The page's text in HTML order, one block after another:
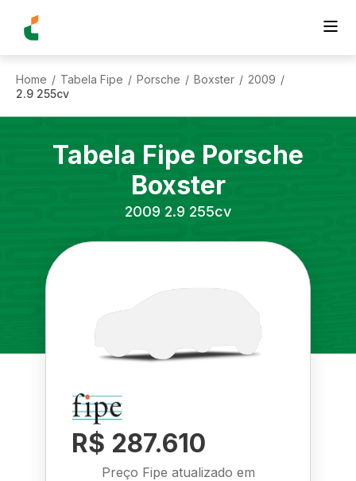
Home / Tabela Fipe / Porsche / Boxster / 2009 /
2.9 255cv
Tabela Fipe Porsche
Boxster
2009 2.9 255cv
R$ 287.610
Preço Fipe atualizado em